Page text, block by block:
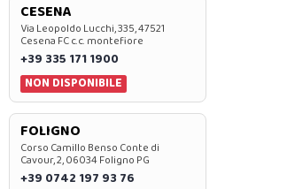
CESENA
Via Leopoldo Lucchi, 335, 47521
Cesena FC c.c. montefiore
+39 335 171 1900
NON DISPONIBILE
FOLIGNO
Corso Camillo Benso Conte di
Cavour, 2, 06034 Foligno PG
+39 0742 197 93 76